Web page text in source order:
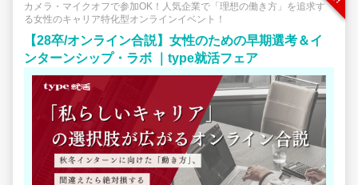
カメラ・マイクオフで参加OK！人気企業で「理想の働き方」を追求す
る女性のキャリア特化型オンラインイベント！
【28卒/オンライン合説】女性のための早期選考＆イ
ンターンシップ・ラボ ｜type就活フェア